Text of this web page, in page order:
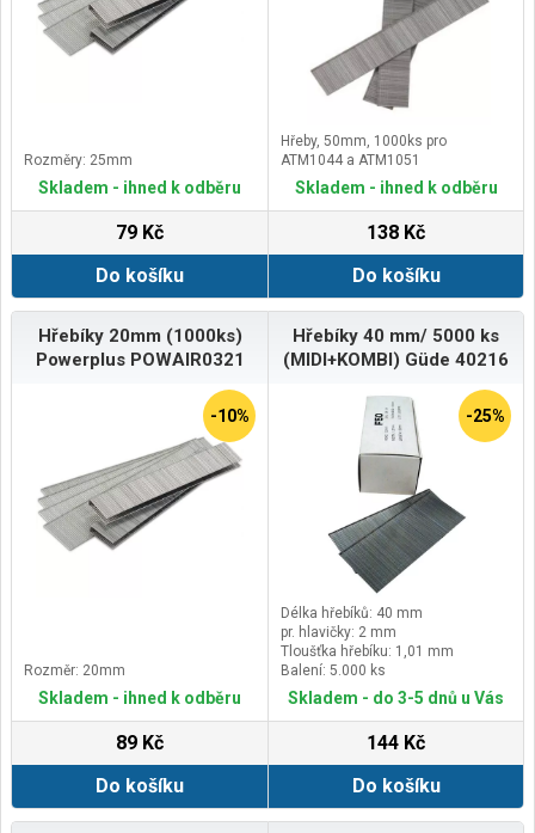
Rozměry: 25mm
Skladem - ihned k odběru
79 Kč
Do košíku
Hřeby, 50mm, 1000ks pro
ATM1044 a ATM1051
Skladem - ihned k odběru
138 Kč
Do košíku
Hřebíky 20mm (1000ks)
Powerplus POWAIR0321
-10%
Rozměr: 20mm
Skladem - ihned k odběru
89 Kč
Do košíku
Hřebíky 40 mm/ 5000 ks
(MIDI+KOMBI) Güde 40216
-25%
Délka hřebíků: 40 mm
pr. hlavičky: 2 mm
Tloušťka hřebíku: 1,01 mm
Balení: 5.000 ks
Skladem - do 3-5 dnů u Vás
144 Kč
Do košíku